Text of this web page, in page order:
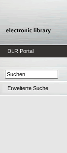
DLR Portal
Erweiterte Suche